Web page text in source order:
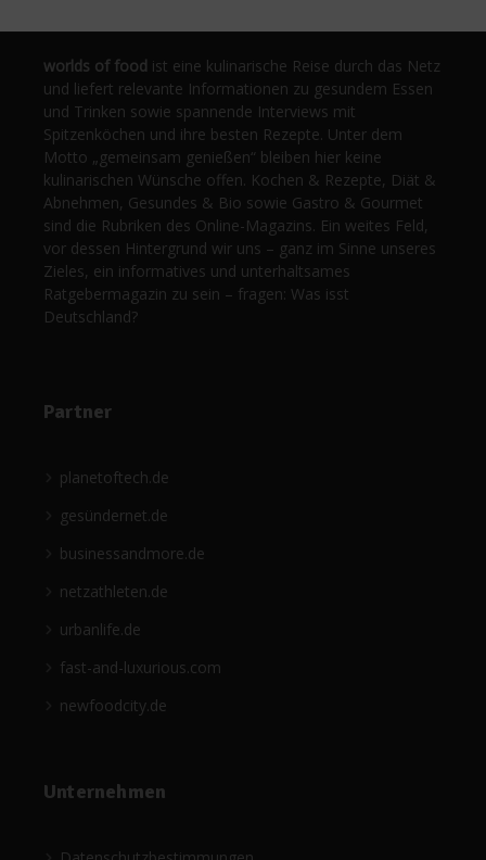
worlds of food ist eine kulinarische Reise durch das Netz
und liefert relevante Informationen zu gesundem Essen
und Trinken sowie spannende Interviews mit
Spitzenköchen und ihre besten Rezepte. Unter dem
Motto „gemeinsam genießen“ bleiben hier keine
kulinarischen Wünsche offen. Kochen & Rezepte, Diät &
Abnehmen, Gesundes & Bio sowie Gastro & Gourmet
sind die Rubriken des Online-Magazins. Ein weites Feld,
vor dessen Hintergrund wir uns – ganz im Sinne unseres
Zieles, ein informatives und unterhaltsames
Ratgebermagazin zu sein – fragen: Was isst
Deutschland?
Partner
planetoftech.de
gesündernet.de
businessandmore.de
netzathleten.de
urbanlife.de
fast-and-luxurious.com
newfoodcity.de
Unternehmen